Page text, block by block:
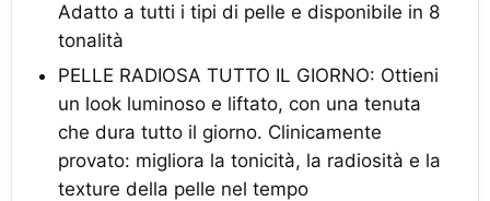
Adatto a tutti i tipi di pelle e disponibile in 8
tonalità
PELLE RADIOSA TUTTO IL GIORNO: Ottieni
un look luminoso e liftato, con una tenuta
che dura tutto il giorno. Clinicamente
provato: migliora la tonicità, la radiosità e la
texture della pelle nel tempo